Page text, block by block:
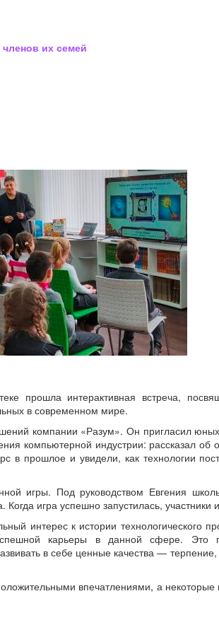
их семей
прошла интерактивная встреча,
в современном мире.
компании «Разум». Он пригласил
компьютерной индустрии: рассказал
в прошлое и увидели, как технологии
игры. Под руководством Евгения
игра успешно запустилась, участники
интерес к истории технологического
карьеры в данной сфере. Это
в себе ценные качества —
впечатлениями, а некоторые